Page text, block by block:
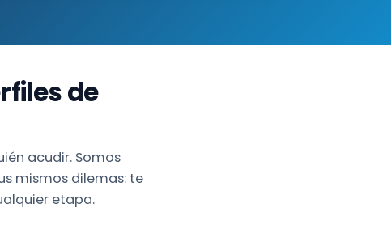
de
acudir. Somos
mismos dilemas: te
etapa.